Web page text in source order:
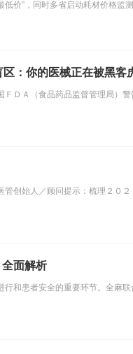
：你的医械正在被黑客
面解析